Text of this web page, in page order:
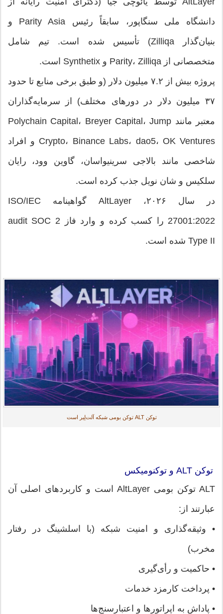
دانشگاه ملی سنگاپور، سابقاً رئیس Parity Asia و
بنیان‌گذار Zilliqa) تأسیس شده است. تیم شامل
متخصصانی از Parity، Zilliqa و Synthetix است.
پروژه بیش از ۷.۲ میلیون دلار (و طبق برخی منابع تا حدود
۳۷ میلیون دلار در دورهای مختلف) از سرمایه‌گذاران
معتبر مانند Polychain Capital، Breyer Capital، Jump
Crypto، Binance Labs، dao5، OK Ventures و افراد
شاخصی مانند بالاجی سرینیواسان، گاوین وود، رایان
سلکیس و شان نویل جذب کرده است.
در سال ۲۰۲۶، AltLayer گواهینامه ISO/IEC
27001:2022 را کسب کرده و وارد فاز audit SOC 2
Type II شده است.
توکن ALT توکن بومی شبکه آلت‌لِیر است
توکن ALT و توکنومیکس
ALT توکن بومی AltLayer است و کاربردهای اصلی آن
عبارتند از:
• وثیقه‌گذاری و امنیت شبکه (با اسلشینگ در رفتار
مخرب)
• حاکمیت و رأی‌گیری
• پرداخت کارمزد خدمات
• پاداش به اپراتورها و اعتبارسنج‌ها